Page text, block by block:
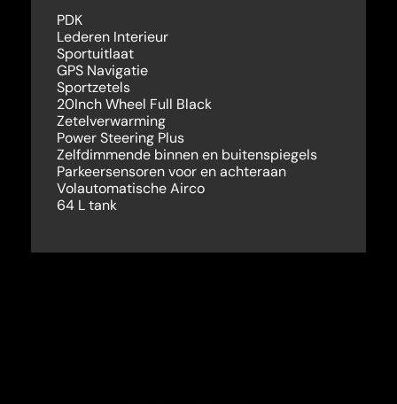
PDK
Lederen Interieur
Sportuitlaat
GPS Navigatie
Sportzetels
20Inch Wheel Full Black
Zetelverwarming
Power Steering Plus
Zelfdimmende binnen en buitenspiegels
Parkeersensoren voor en achteraan
Volautomatische Airco
64 L tank